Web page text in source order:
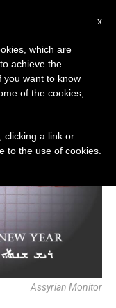
Assyrian Monitor
x
which are
achieve the
you want to know
of the cookies,
clicking a link or
to the use of cookies.